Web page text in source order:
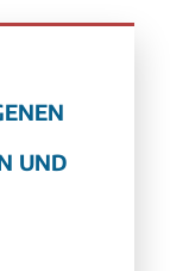
UND